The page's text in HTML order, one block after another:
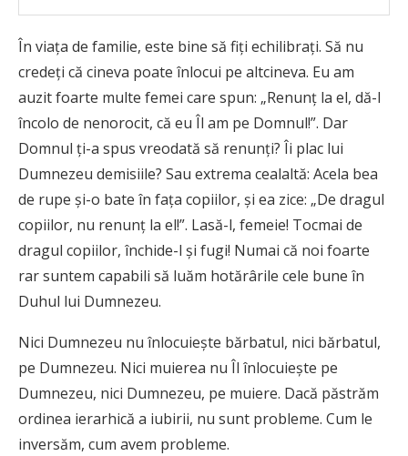
În viaţa de familie, este bine să fiți echilibraţi. Să nu
credeţi că cineva poate înlocui pe altcineva. Eu am
auzit foarte multe femei care spun: „Renunţ la el, dă-l
încolo de nenorocit, că eu Îl am pe Domnul!”. Dar
Domnul ţi-a spus vreodată să renunţi? Îi plac lui
Dumnezeu demisiile? Sau extrema cealaltă: Acela bea
de rupe şi-o bate în faţa copiilor, şi ea zice: „De dragul
copiilor, nu renunţ la el!”. Lasă-l, femeie! Tocmai de
dragul copiilor, închide-l şi fugi! Numai că noi foarte
rar suntem capabili să luăm hotărârile cele bune în
Duhul lui Dumnezeu.
Nici Dumnezeu nu înlocuieşte bărbatul, nici bărbatul,
pe Dumnezeu. Nici muierea nu Îl înlocuieşte pe
Dumnezeu, nici Dumnezeu, pe muiere. Dacă păstrăm
ordinea ierarhică a iubirii, nu sunt probleme. Cum le
inversăm, cum avem probleme.